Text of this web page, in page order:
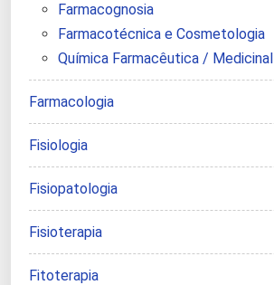
Farmacognosia
Farmacotécnica e Cosmetologia
Química Farmacêutica / Medicinal
Farmacologia
Fisiologia
Fisiopatologia
Fisioterapia
Fitoterapia